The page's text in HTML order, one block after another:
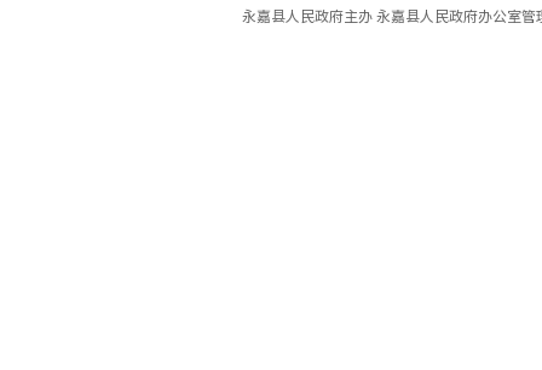
永嘉县人民政府主办 永嘉县人民政府办公室